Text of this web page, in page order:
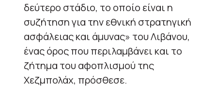
δεύτερο στάδιο, το οποίο είναι η
συζήτηση για την εθνική στρατηγική
ασφάλειας και άμυνας» του Λιβάνου,
ένας όρος που περιλαμβάνει και το
ζήτημα του αφοπλισμού της
Χεζμπολάχ, πρόσθεσε.